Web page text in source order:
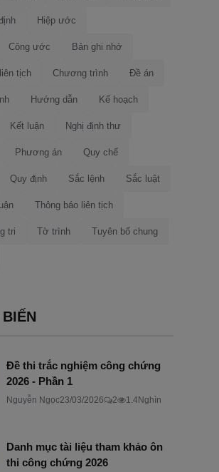
Hiệp ước
Công ước Bản ghi nhớ
tịch Chương trình Đề án
Hướng dẫn Kế hoạch
Kết luận Nghị định thư
Phương án Quy chế
Quy định Sắc lệnh Sắc luật
Thông báo liên tịch
tri Tờ trình Tuyên bố chung
Đề thi trắc nghiệm công chứng
2026 - Phần 1
Nguyễn Ngọc23/03/2026 2 1.4Nghìn
Danh mục tài liệu tham khảo ôn
thi công chứng 2026